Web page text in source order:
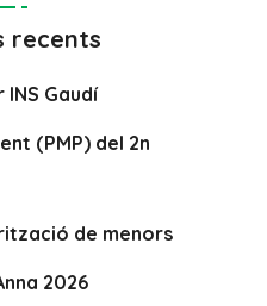
recents
Gaudí
(PMP) del 2n
de menors
2026